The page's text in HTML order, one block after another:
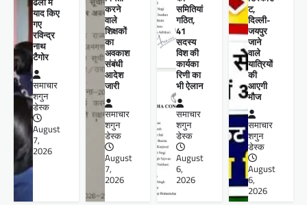
याद किए
गए
रविन्द्र
नाथ
टैगोर
समाचार
शगुन
डेस्क
August
7,
2026
करने
वाले
शिक्षकों
का
अवकाश
संबंधी
आदेश
जारी
समाचार
शगुन
डेस्क
August
7,
2026
समितियां
गठित,
41
सदस्य
विश की
कार्यका
रिणी का
भी ऐलान
समाचार
शगुन
डेस्क
August
6,
2026
ट,
दिल्ली-
जयपुर
जाने
वाले
यात्रियों
की
आएगी
मौज
समाचार
शगुन
डेस्क
August
6,
2026